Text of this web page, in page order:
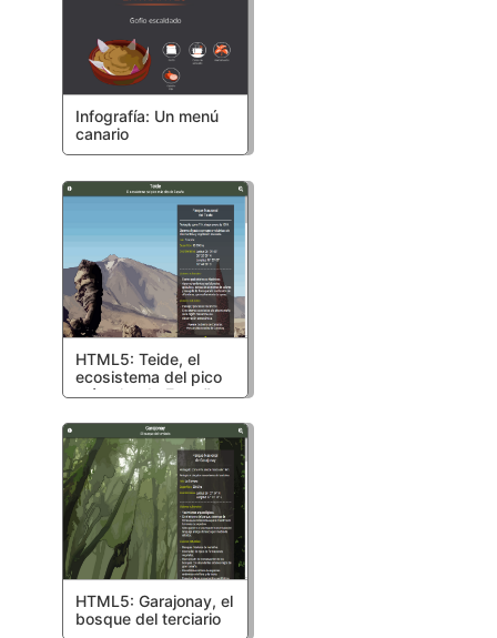
Infografía: Un menú
canario
HTML5: Teide, el
ecosistema del pico
más alto de España
HTML5: Garajonay, el
bosque del terciario